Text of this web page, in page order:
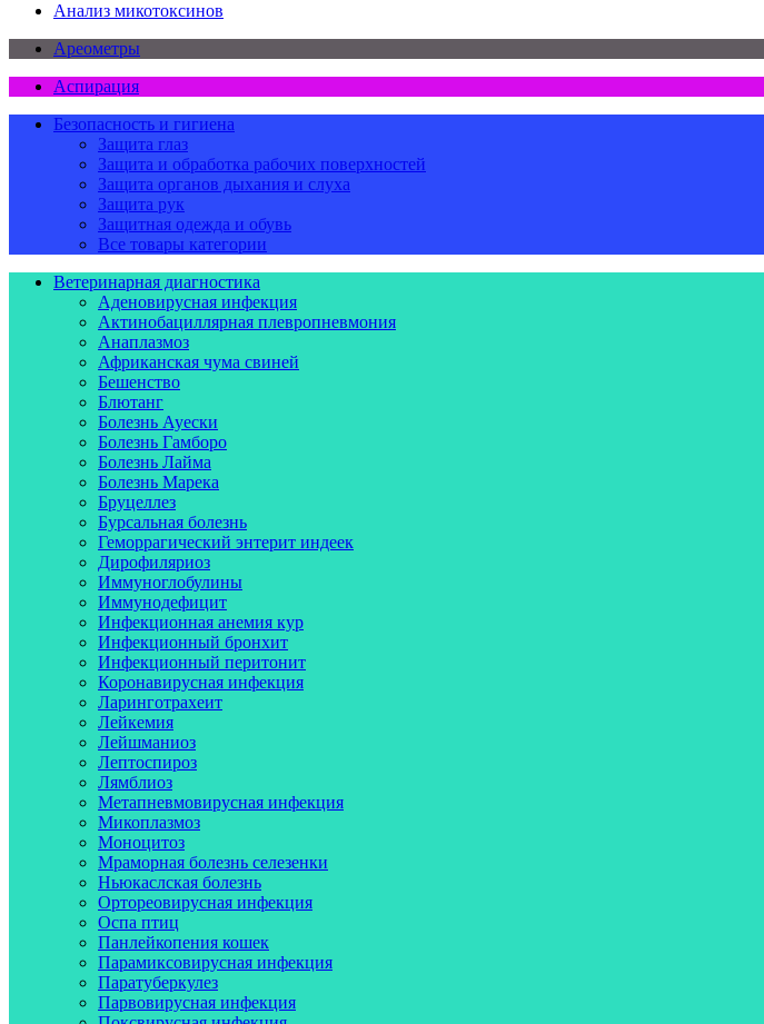
Анализ микотоксинов
Ареометры
Аспирация
Безопасность и гигиена
Защита глаз
Защита и обработка рабочих поверхностей
Защита органов дыхания и слуха
Защита рук
Защитная одежда и обувь
Все товары категории
Ветеринарная диагностика
Аденовирусная инфекция
Актинобациллярная плевропневмония
Анаплазмоз
Африканская чума свиней
Бешенство
Блютанг
Болезнь Ауески
Болезнь Гамборо
Болезнь Лайма
Болезнь Марека
Бруцеллез
Бурсальная болезнь
Геморрагический энтерит индеек
Дирофиляриоз
Иммуноглобулины
Иммунодефицит
Инфекционная анемия кур
Инфекционный бронхит
Инфекционный перитонит
Коронавирусная инфекция
Ларинготрахеит
Лейкемия
Лейшманиоз
Лептоспироз
Лямблиоз
Метапневмовирусная инфекция
Микоплазмоз
Моноцитоз
Мраморная болезнь селезенки
Ньюкаслская болезнь
Ортореовирусная инфекция
Оспа птиц
Панлейкопения кошек
Парамиксовирусная инфекция
Паратуберкулез
Парвовирусная инфекция